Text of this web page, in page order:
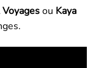
ou Kaya